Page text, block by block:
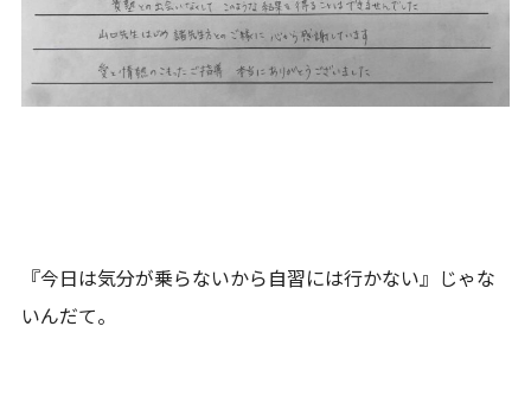
『今日は気分が乗らないから自習には行かない』じゃな
いんだて。